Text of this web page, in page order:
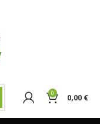
0 0,00 €